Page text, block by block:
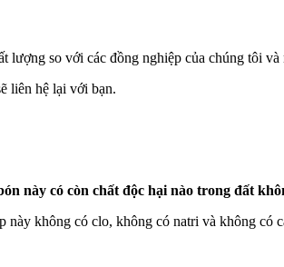
lượng so với các đồng nghiệp của chúng tôi
liên hệ lại với bạn.
này có còn chất độc hại nào trong đất
này không có clo, không có natri và không có